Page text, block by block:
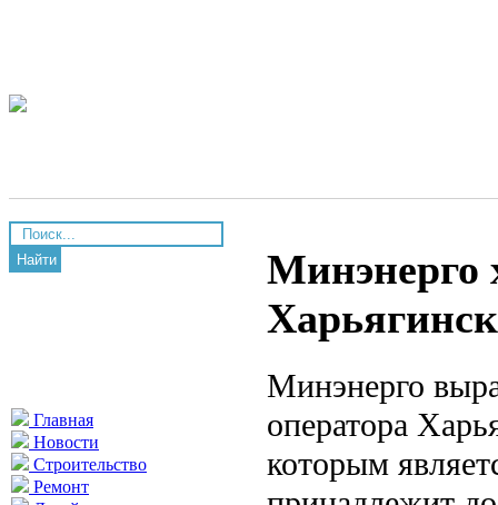
Найти
Главная
Новости
Строительство
Ремонт
Минэнерго
Минэнерго
оператора
которым